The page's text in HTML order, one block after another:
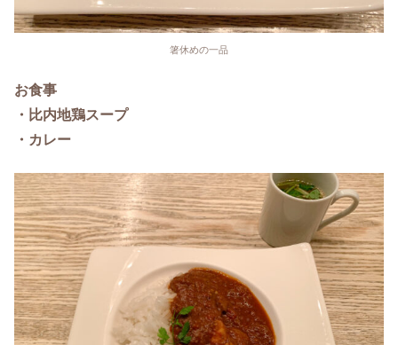
箸休めの一品
お食事
・比内地鶏スープ
・カレー